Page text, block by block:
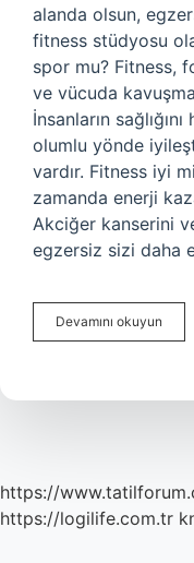
alanda olsun,
fitness stüdyosu
spor mu? Fitness,
ve vücuda
İnsanların
olumlu yönde
vardır. Fitness iyi
zamanda enerji
Akciğer kanserini
egzersiz sizi daha
Devamını okuyun
Mi
https://
https://logilife.com.tr